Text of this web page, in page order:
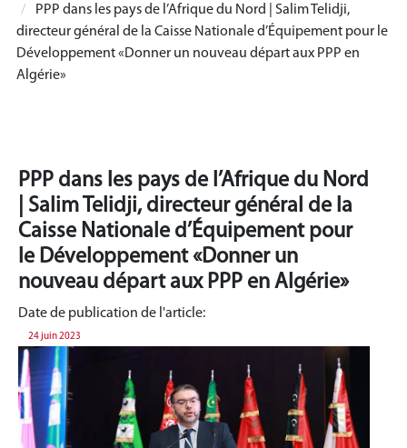
PPP dans les pays de l’Afrique du Nord | Salim Telidji,
directeur général de la Caisse Nationale d’Équipement pour le
Développement «Donner un nouveau départ aux PPP en
Algérie»
PPP dans les pays de l’Afrique du Nord
| Salim Telidji, directeur général de la
Caisse Nationale d’Équipement pour
le Développement «Donner un
nouveau départ aux PPP en Algérie»
Date de publication de l'article:
24 juin 2023